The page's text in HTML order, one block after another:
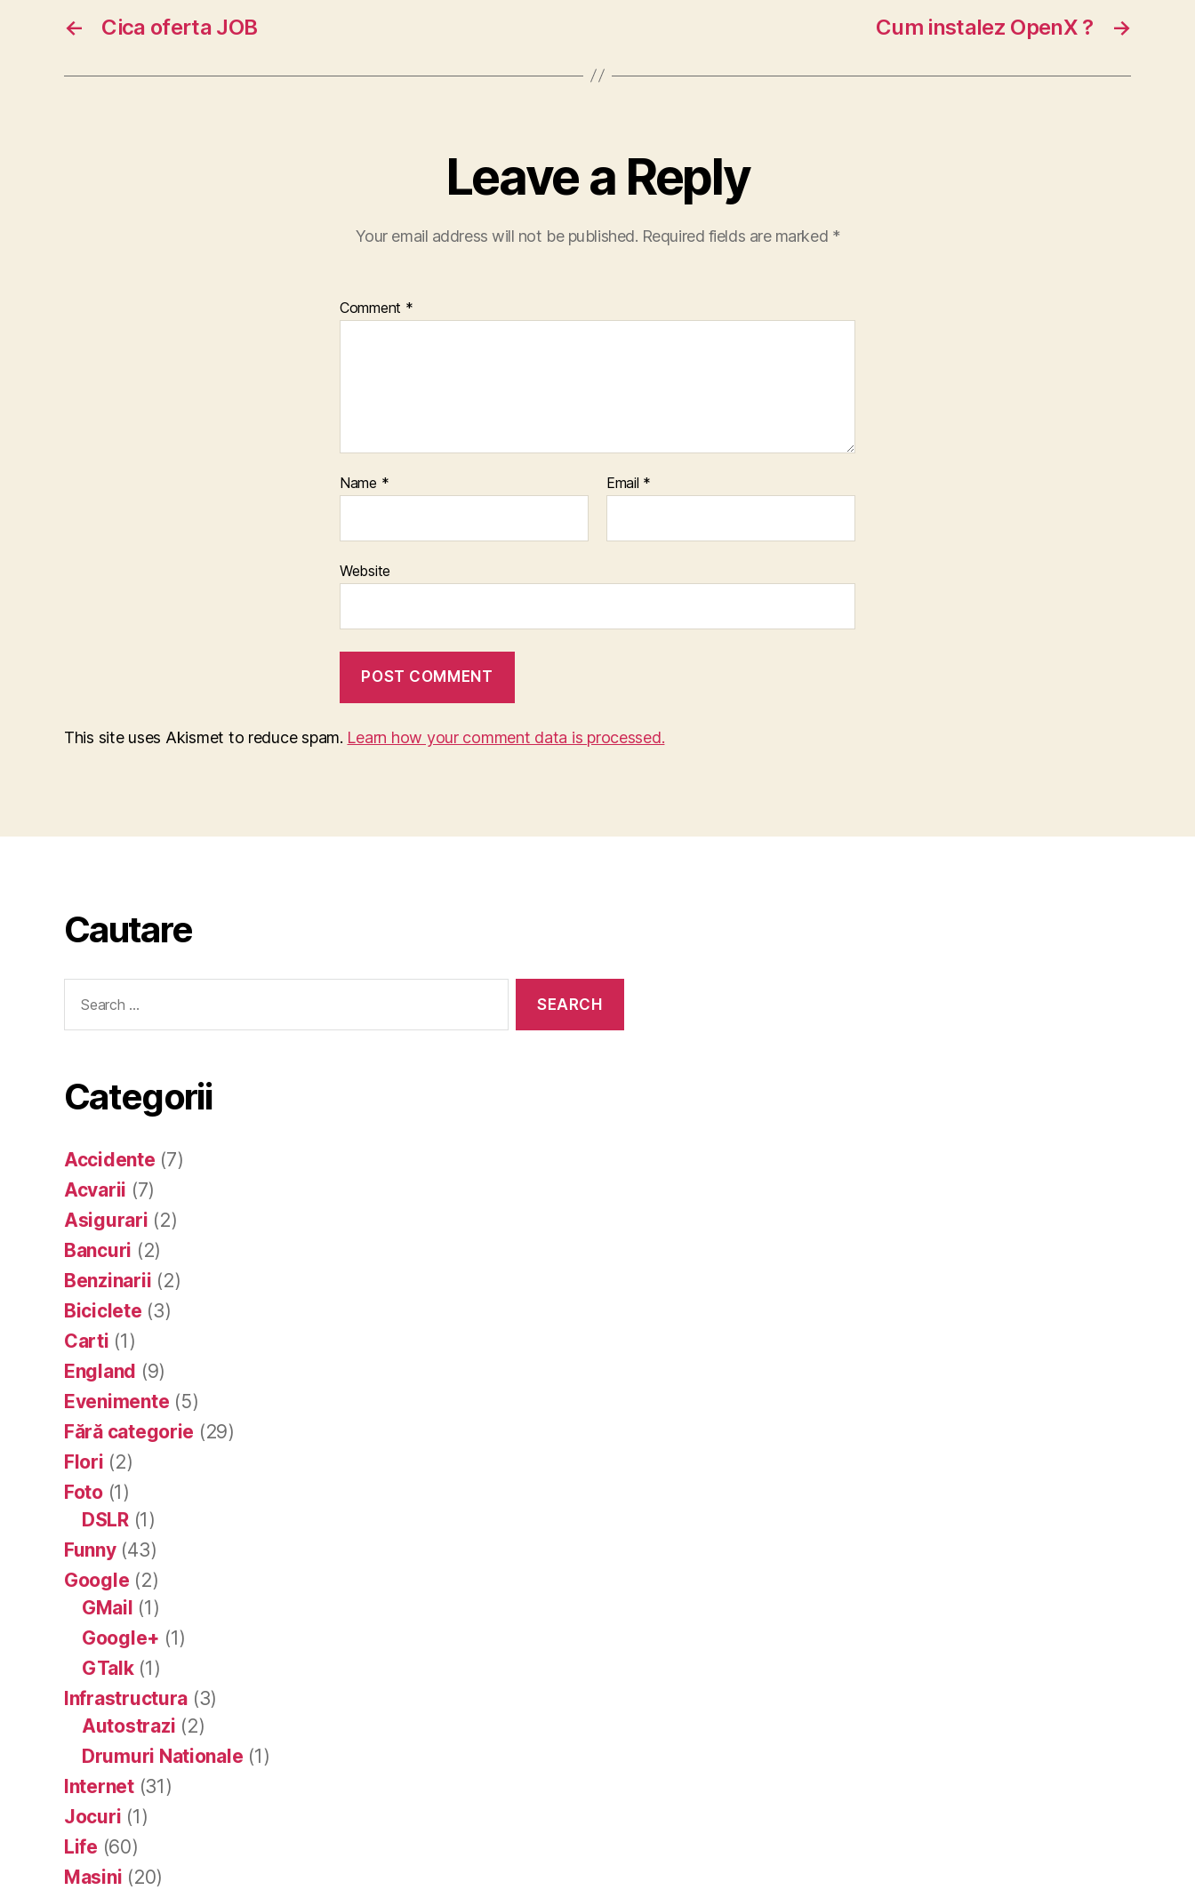
← Cica oferta JOB →
Cum instalez OpenX ?
Leave a Reply
Your email address will not be published. Required fields are marked *
Comment *
Name * Email *
Website
This site uses Akismet to reduce spam. Learn how your comment data is processed.
Cautare
for:
Categorii
Accidente (7)
Acvarii (7)
Asigurari (2)
Bancuri (2)
Benzinarii (2)
Biciclete (3)
Carti (1)
England (9)
Evenimente (5)
Fără categorie (29)
Flori (2)
Foto(1)
DSLR(1)
Funny(43)
Google (2)
GMail (1)
Google+ (1)
GTalk(1)
Infrastructura (3)
Autostrazi (2)
Drumuri Nationale (1)
Internet(31)
Jocuri (1)
Life (60)
Masini (20)